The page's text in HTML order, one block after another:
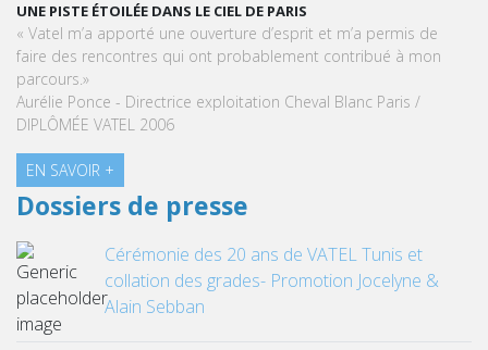
permis de
à mon
Paris /
KARINE SEBBAN-BENZAZON EST NOMMÉE
GROUPE VATEL
Le groupe VATEL, spécialisé dans l’enseignement du
nomination de Karine Sebban-Benzazon au poste
Présidente.
Dossiers de presse
Cérémonie des 20 ans de VATEL Tunis et
collation des grades- Promotion Jocelyne &
Alain Sebban